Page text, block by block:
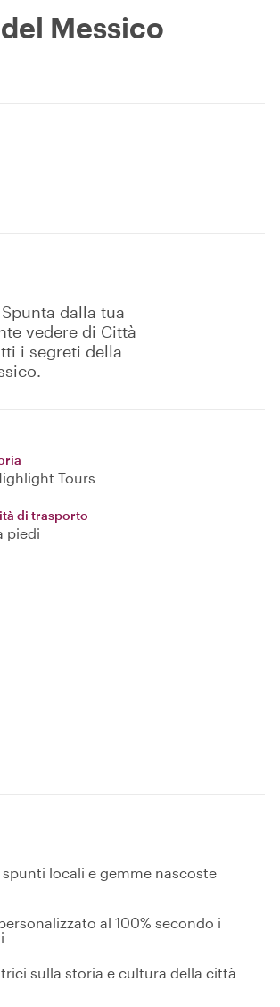
Messico
dalla tua
vedere di Città
i segreti della
Tours
di trasporto
piedi
spunti locali e gemme nascoste
al 100% secondo i
sulla storia e cultura della città